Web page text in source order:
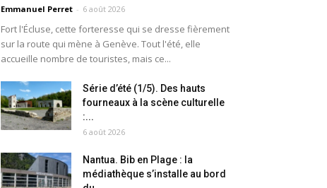
Emmanuel Perret - 6 août 2026
Fort l'Écluse, cette forteresse qui se dresse fièrement
sur la route qui mène à Genève. Tout l'été, elle
accueille nombre de touristes, mais ce...
Série d’été (1/5). Des hauts
fourneaux à la scène culturelle
:...
6 août 2026
Nantua. Bib en Plage : la
médiathèque s’installe au bord